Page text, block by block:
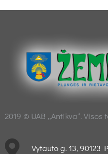
2019 © UAB „Antikva“.
Vytauto g. 13, 90123